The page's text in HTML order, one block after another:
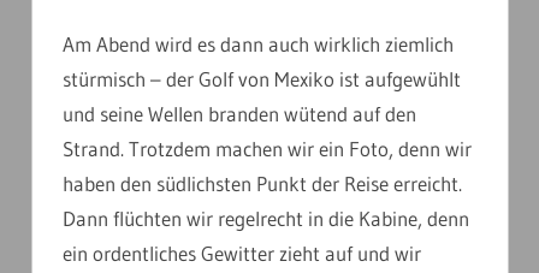
Am Abend wird es dann auch wirklich ziemlich
stürmisch – der Golf von Mexiko ist aufgewühlt
und seine Wellen branden wütend auf den
Strand. Trotzdem machen wir ein Foto, denn wir
haben den südlichsten Punkt der Reise erreicht.
Dann flüchten wir regelrecht in die Kabine, denn
ein ordentliches Gewitter zieht auf und wir